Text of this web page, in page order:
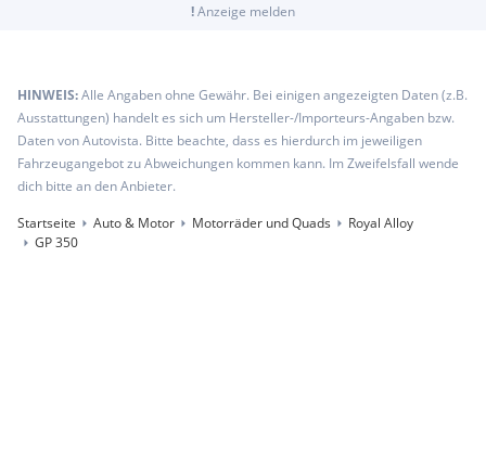
!Anzeige melden
HINWEIS:Alle Angaben ohne Gewähr. Bei einigen angezeigten Daten (z.B.
Ausstattungen) handelt es sich um Hersteller-/Importeurs-Angaben bzw.
Daten von Autovista. Bitte beachte, dass es hierdurch im jeweiligen
Fahrzeugangebot zu Abweichungen kommen kann. Im Zweifelsfall wende
dich bitte an den Anbieter.
Startseite
Auto & Motor Motorräder und Quads
Royal Alloy
GP 350